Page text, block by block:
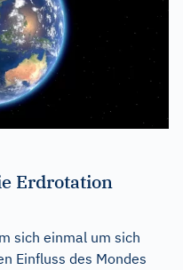
Erdrotation
sich einmal um sich
Einfluss des Mondes